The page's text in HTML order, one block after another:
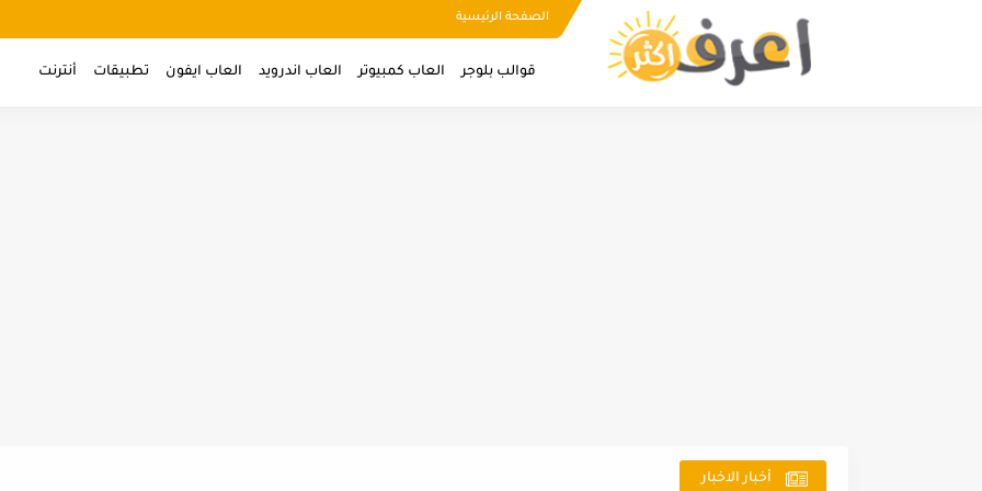
الصفحة الرئيسية
قوالب بلوجر العاب كمبيوتر العاب اندرويد العاب ايفون تطبيقات أنترنت
أخبار الاخبار